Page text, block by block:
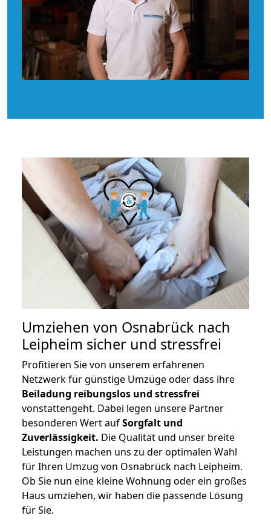
Umziehen von Osnabrück nach
Leipheim sicher und stressfrei
Profitieren Sie von unserem erfahrenen
Netzwerk für günstige Umzüge oder dass ihre
Beiladung reibungslos und stressfrei
vonstattengeht. Dabei legen unsere Partner
besonderen Wert aufSorgfalt und
Zuverlässigkeit. Die Qualität und unser breite
Leistungen machen uns zu der optimalen Wahl
für Ihren Umzug von Osnabrück nach Leipheim.
Ob Sie nun eine kleine Wohnung oder ein großes
Haus umziehen, wir haben die passende Lösung
für Sie.